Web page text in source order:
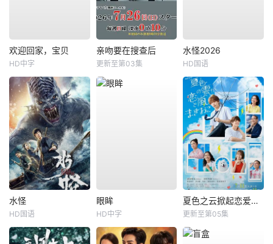
欢迎回家，宝贝
HD中字
亲吻要在搜查后
更新至第03集
水怪2026
HD国语
水怪
HD国语
眼眸
HD中字
夏色之云掀起恋爱与风暴
更新至第05集